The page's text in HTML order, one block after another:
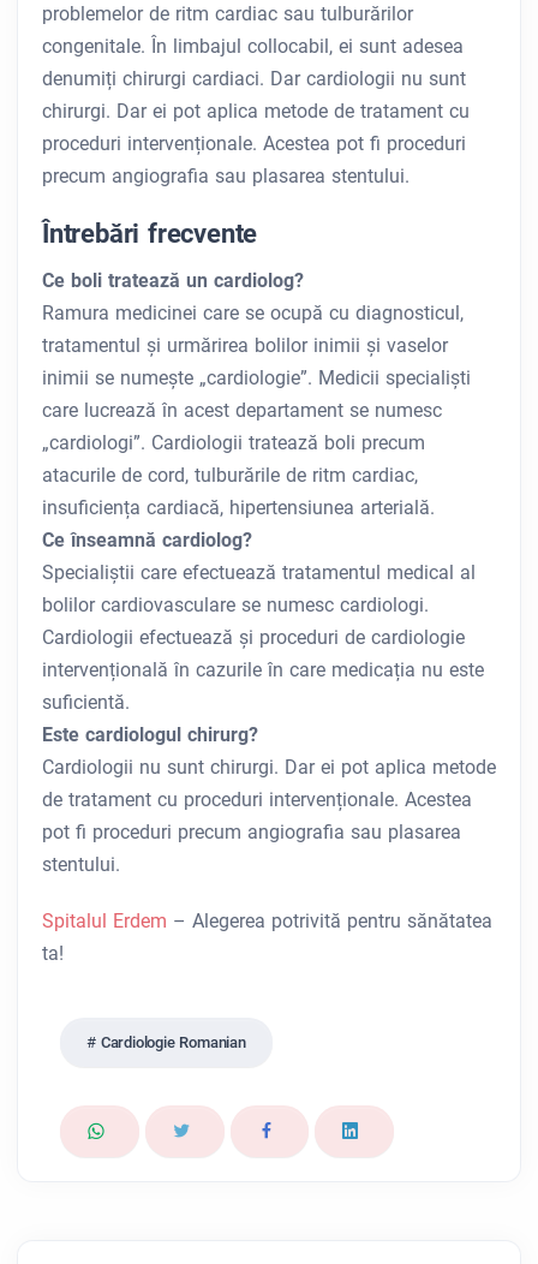
problemelor de ritm cardiac sau tulburărilor
congenitale. În limbajul collocabil, ei sunt adesea
denumiți chirurgi cardiaci. Dar cardiologii nu sunt
chirurgi. Dar ei pot aplica metode de tratament cu
proceduri intervenționale. Acestea pot fi proceduri
precum angiografia sau plasarea stentului.
Întrebări frecvente
Ce boli tratează un cardiolog?
Ramura medicinei care se ocupă cu diagnosticul,
tratamentul și urmărirea bolilor inimii și vaselor
inimii se numește „cardiologie”. Medicii specialiști
care lucrează în acest departament se numesc
„cardiologi”. Cardiologii tratează boli precum
atacurile de cord, tulburările de ritm cardiac,
insuficiența cardiacă, hipertensiunea arterială.
Ce înseamnă cardiolog?
Specialiștii care efectuează tratamentul medical al
bolilor cardiovasculare se numesc cardiologi.
Cardiologii efectuează și proceduri de cardiologie
intervențională în cazurile în care medicația nu este
suficientă.
Este cardiologul chirurg?
Cardiologii nu sunt chirurgi. Dar ei pot aplica metode
de tratament cu proceduri intervenționale. Acestea
pot fi proceduri precum angiografia sau plasarea
stentului.
Spitalul Erdem – Alegerea potrivită pentru sănătatea
ta!
Cardiologie Romanian